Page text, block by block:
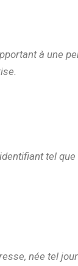
à une
tel
née tel